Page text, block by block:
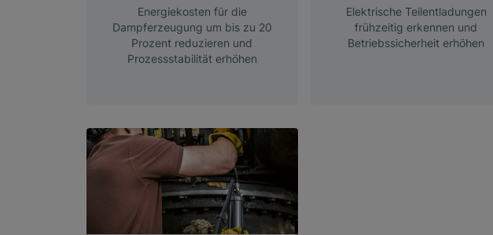
Energiekosten für die
Dampferzeugung um bis zu 20
Prozent reduzieren und
Prozessstabilität erhöhen
Elektrische Teilentladungen
frühzeitig erkennen und
Betriebssicherheit erhöhen